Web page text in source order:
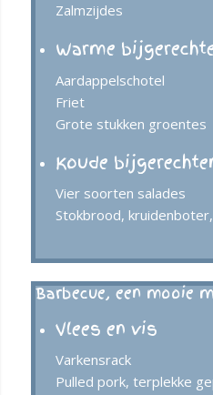
Zalmzijdes
Warme
Aardappelschotel
Friet
Grote stukken groentes
Koude
Vier soorten salades
Stokbrood,
Barbecue, een mooie
Vlees en vis
Varkensrack
Pulled pork, terplekke